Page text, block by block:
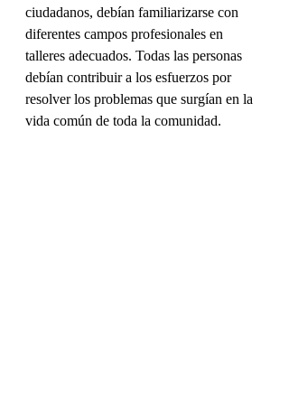
ciudadanos, debían familiarizarse con
diferentes campos profesionales en
talleres adecuados. Todas las personas
debían contribuir a los esfuerzos por
resolver los problemas que surgían en la
vida común de toda la comunidad.